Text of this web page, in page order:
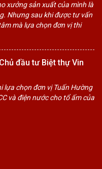
xưởng sản xuất của mình là
Nhưng sau khi được tư vấn
mà lựa chọn đơn vị thi
đầu tư Biệt thự Vin
lựa chọn đơn vị Tuấn Hường
và điện nước cho tổ ấm của